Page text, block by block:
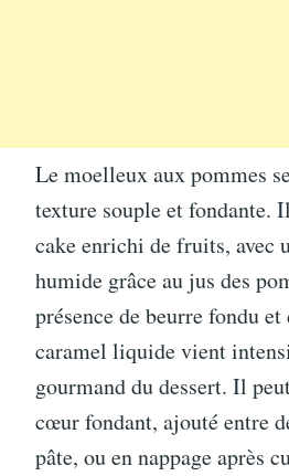
Le moelleux aux pommes
texture souple et fondante.
cake enrichi de fruits, avec
humide grâce au jus des
présence de beurre fondu
caramel liquide vient
gourmand du dessert. Il
cœur fondant, ajouté entre
pâte, ou en nappage après